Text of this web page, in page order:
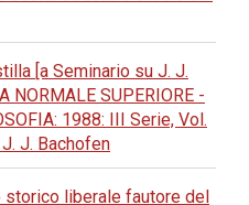
[a Seminario su J. J.
NORMALE SUPERIORE -
1988: III Serie, Vol.
J. Bachofen
storico liberale fautore del